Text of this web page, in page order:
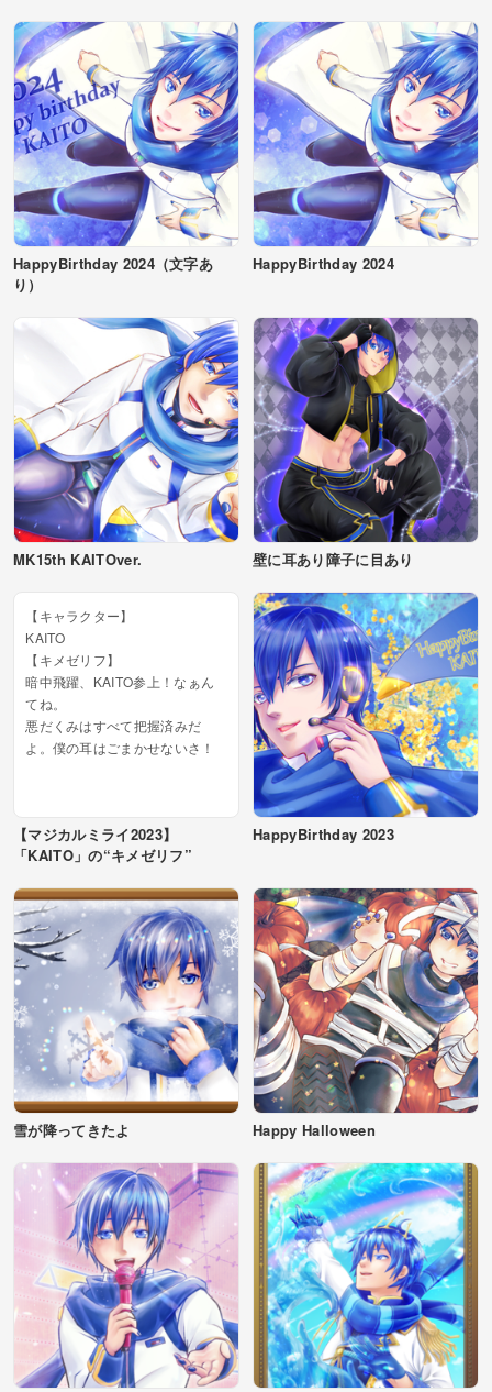
HappyBirthday 2024（文字あ
り）
HappyBirthday 2024
MK15th KAITOver. 壁に耳あり障子に目あり
【キャラクター】
KAITO
【キメゼリフ】
暗中飛躍、KAITO参上！なぁん
てね。
悪だくみはすべて把握済みだ
よ。僕の耳はごまかせないさ！
【マジカルミライ2023】
「KAITO」の“キメゼリフ”
HappyBirthday 2023
雪が降ってきたよ Happy Halloween